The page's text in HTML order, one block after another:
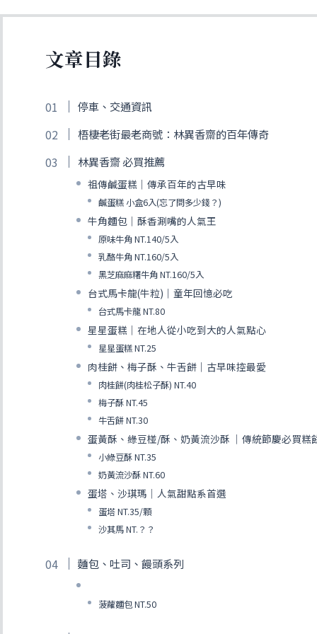
文章目錄
停車、交通資訊
梧棲老街最老商號：林異香齋的百年傳奇
林異香齋 必買推薦
祖傳鹹蛋糕｜傳承百年的古早味
鹹蛋糕 小盒6入(忘了問多少錢？)
牛角麵包｜酥香涮嘴的人氣王
原味牛角 NT.140/5入
乳酪牛角 NT.160/5入
黑芝麻麻糬牛角 NT.160/5入
台式馬卡龍(牛粒)｜童年回憶必吃
台式馬卡龍 NT.80
星星蛋糕｜在地人從小吃到大的人氣點心
星星蛋糕 NT.25
肉桂餅、梅子酥、牛舌餅｜古早味控最愛
肉桂餅(肉桂松子酥) NT.40
梅子酥 NT.45
牛舌餅 NT.30
蛋黃酥、綠豆椪/酥、奶黃流沙酥 ｜傳統節慶必買糕
小綠豆酥 NT.35
奶黃流沙酥 NT.60
蛋塔、沙琪瑪｜人氣甜點系首選
蛋塔 NT.35/顆
沙其馬 NT.？？
麵包、吐司、饅頭系列
菠蘿麵包 NT.50